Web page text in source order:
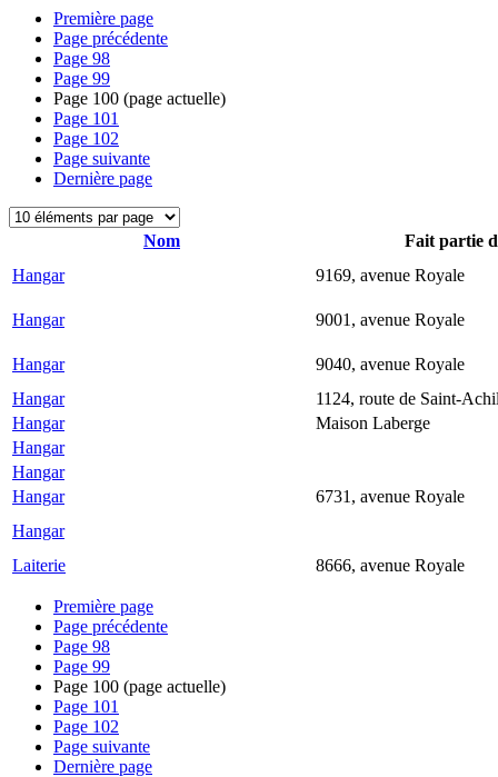
Première page
Page précédente
Page 98
Page 99
Page 100 (page actuelle)
Page 101
Page 102
Page suivante
Dernière page
Nom
Fait partie
Hangar
9169, avenue Royale
Hangar 9001, avenue Royale
Hangar
9040, avenue Royale
Hangar
1124, route de Saint-
Hangar
Maison Laberge
Hangar
Hangar
Hangar
6731, avenue Royale
Hangar
Laiterie
8666, avenue Royale
Première page
Page précédente
Page 98
Page 99
Page 100 (page actuelle)
Page 101
Page 102
Page suivante
Dernière page